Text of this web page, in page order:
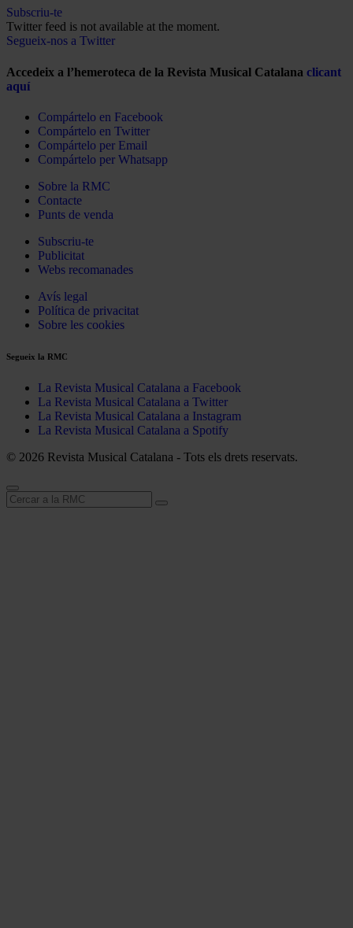
Subscriu-te
Twitter feed is not available at the moment.
Segueix-nos a Twitter
Accedeix a l’hemeroteca de la Revista Musical Catalana clicant
aquí
Compártelo en Facebook
Compártelo en Twitter
Compártelo per Email
Compártelo per Whatsapp
Sobre la RMC
Contacte
Punts de venda
Subscriu-te
Publicitat
Webs recomanades
Avís legal
Política de privacitat
Sobre les cookies
Segueix la RMC
La Revista Musical Catalana a Facebook
La Revista Musical Catalana a Twitter
La Revista Musical Catalana a Instagram
La Revista Musical Catalana a Spotify
© 2026 Revista Musical Catalana - Tots els drets reservats.
Cerca